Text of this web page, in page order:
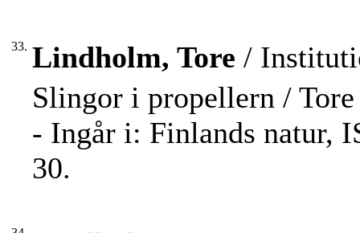
33. Lindholm, Tore /
Slingor i propellern /
- Ingår i: Finlands natur,
30.